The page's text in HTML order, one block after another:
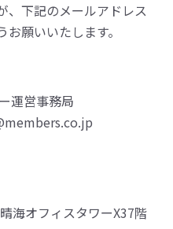
、下記のメールアドレス
願いいたします。
運営事務局
海オフィスタワーX37階